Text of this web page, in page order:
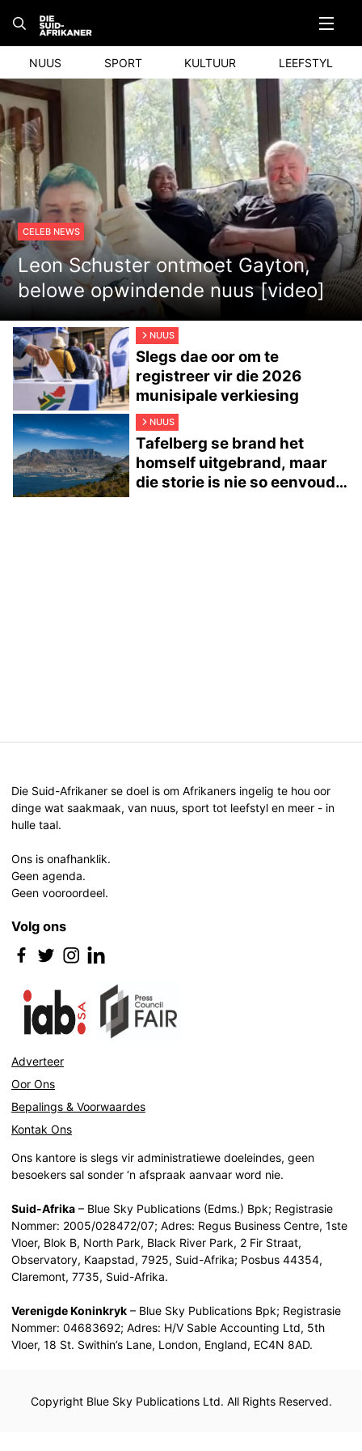
content
NUUS SPORT KULTUUR LEEFSTYL
CELEB NEWS
Leon Schuster ontmoet Gayton,
belowe opwindende nuus [video]
NUUS
Slegs dae oor om te
registreer vir die 2026
munisipale verkiesing
NUUS
Tafelberg se brand het
homself uitgebrand, maar
die storie is nie so eenvoudig
Die Suid-Afrikaner se doel is om Afrikaners ingelig te hou oor
dinge wat saakmaak, van nuus, sport tot leefstyl en meer - in
hulle taal.
Ons is onafhanklik.
Geen agenda.
Geen vooroordeel.
Volg ons
Adverteer
Oor Ons
Bepalings & Voorwaardes
Kontak Ons
Ons kantore is slegs vir administratiewe doeleindes, geen
besoekers sal sonder ‘n afspraak aanvaar word nie.
Suid-Afrika – Blue Sky Publications (Edms.) Bpk; Registrasie
Nommer: 2005/028472/07; Adres: Regus Business Centre, 1ste
Vloer, Blok B, North Park, Black River Park, 2 Fir Straat,
Observatory, Kaapstad, 7925, Suid-Afrika; Posbus 44354,
Claremont, 7735, Suid-Afrika.
Verenigde Koninkryk – Blue Sky Publications Bpk; Registrasie
Nommer: 04683692; Adres: H/V Sable Accounting Ltd, 5th
Vloer, 18 St. Swithin’s Lane, London, England, EC4N 8AD.
Copyright Blue Sky Publications Ltd. All Rights Reserved.